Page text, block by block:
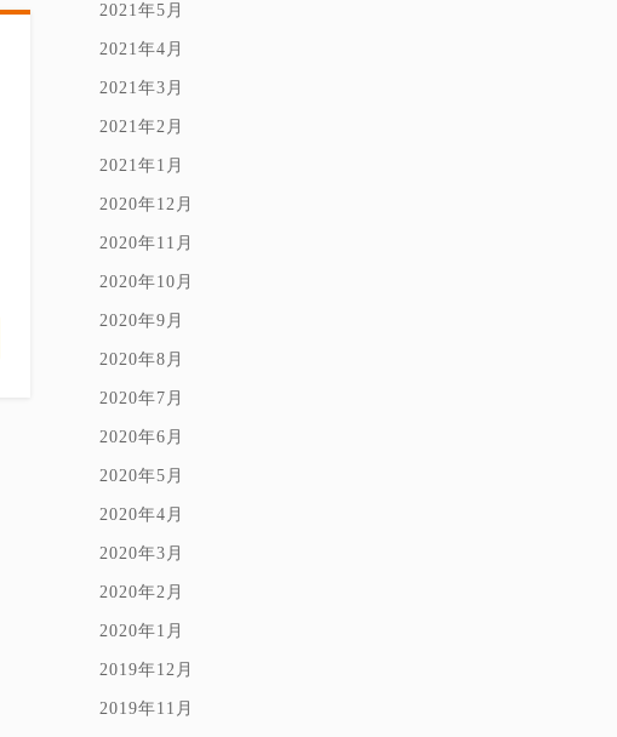
2021年5月
2021年4月
2021年3月
2021年2月
2021年1月
2020年12月
2020年11月
2020年10月
2020年9月
2020年8月
2020年7月
2020年6月
2020年5月
2020年4月
2020年3月
2020年2月
2020年1月
2019年12月
2019年11月